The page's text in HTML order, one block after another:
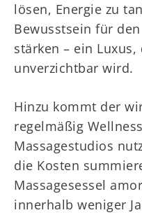
lösen, Energie zu
Bewusstsein für
stärken – ein
unverzichtbar wird.
Hinzu kommt der
regelmäßig
Massagestudios
die Kosten
Massagesessel
innerhalb weniger